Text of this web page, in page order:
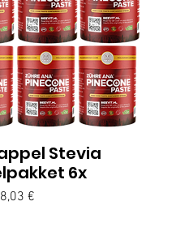
Stevia
6x
€